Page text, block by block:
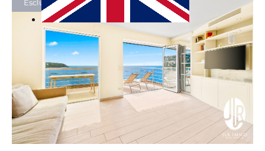
Dal meno recente al più recente
Dal più costoso al meno costoso
Dal menu costoso al più costoso
Esclusività JLR IMMO